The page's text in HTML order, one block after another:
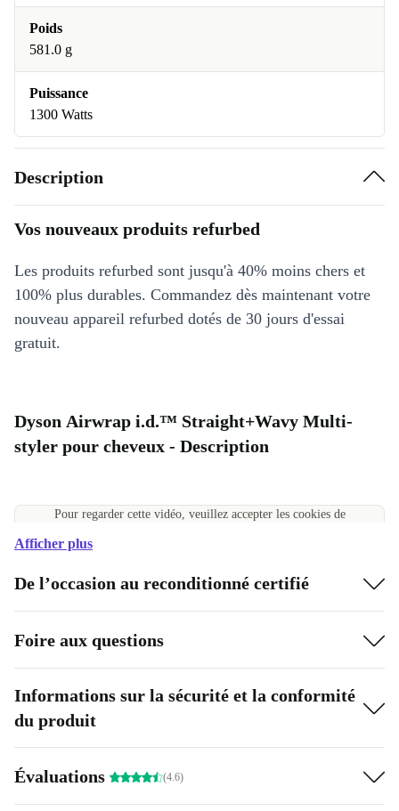
Poids
581.0 g
Puissance
1300 Watts
Description
Vos nouveaux produits refurbed
Les produits refurbed sont jusqu'à 40% moins chers et
100% plus durables. Commandez dès maintenant votre
nouveau appareil refurbed dotés de 30 jours d'essai
gratuit.
Dyson Airwrap i.d.™ Straight+Wavy Multi-
styler pour cheveux - Description
Pour regarder cette vidéo, veuillez accepter les cookies de
Afficher plus
De l’occasion au reconditionné certifié
Foire aux questions
Informations sur la sécurité et la conformité
du produit
Évaluations (4.6)